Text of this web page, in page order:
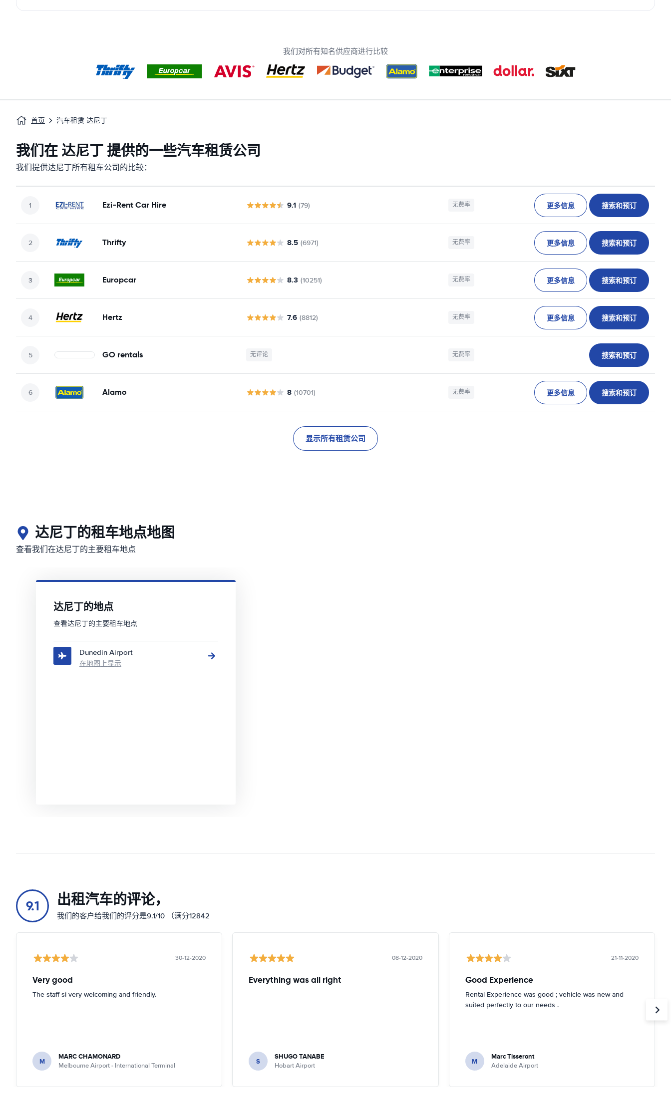
我们对所有知名供应商进行比较
首页 汽车租赁 达尼丁
我们在 达尼丁 提供的一些汽车租赁公司
我们提供达尼丁所有租车公司的比较：
Ezi-Rent Car Hire 9.1 (79) 无费率 更多信息 搜索和预订
Thrifty 8.5 (6971) 无费率 更多信息 搜索和预订
Europcar 8.3 (10251) 无费率 更多信息 搜索和预订
Hertz 7.6 (8812) 无费率 更多信息 搜索和预订
GO rentals 无评论 无费率 搜索和预订
Alamo 8 (10701) 无费率 更多信息 搜索和预订
显示所有租赁公司
达尼丁的租车地点地图
查看我们在达尼丁的主要租车地点
达尼丁的地点
查看达尼丁的主要租车地点
Dunedin Airport
在地图上显示
9.1 出租汽车的评论，
我们的客户给我们的评分是9.1/10 （满分12842
30-12-2020
Very good
The staff si very welcoming and friendly.
M MARC CHAMONARD
Melbourne Airport - International Terminal
08-12-2020
Everything was all right
S SHUGO TANABE
Hobart Airport
21-11-2020
Good Experience
Rental Experience was good ; vehicle was new and
suited perfectly to our needs .
M Marc Tisseront
Adelaide Airport